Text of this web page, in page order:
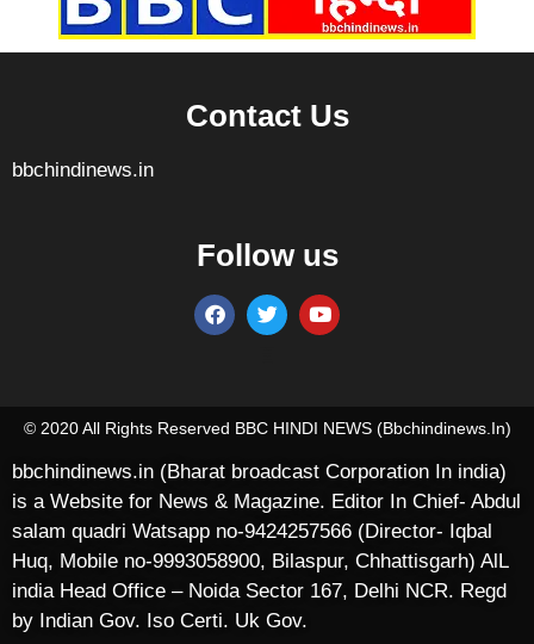
Contact Us
bbchindinews.in
Follow us
© 2020 All Rights Reserved BBC HINDI NEWS (bbchindinews.in)
bbchindinews.in (Bharat broadcast Corporation In india)
is a Website for News & Magazine. Editor In Chief- Abdul
salam quadri Watsapp no-9424257566 (Director- Iqbal
Huq, Mobile no-9993058900, Bilaspur, Chhattisgarh) AlL
india Head Office – Noida Sector 167, Delhi NCR. Regd
by Indian Gov. Iso Certi. Uk Gov.